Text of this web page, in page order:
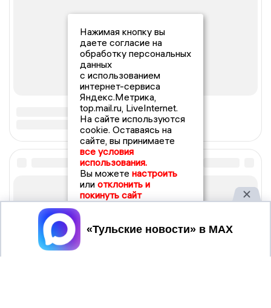
Нажимая кнопку вы
даете согласие на
обработку персональных
данных
с использованием
интернет-сервиса
Яндекс.Метрика,
top.mail.ru, LiveInternet.
На сайте используются
cookie. Оставаясь на
сайте, вы принимаете
все условия
использования.
Вы можете настроить
или отклонить и
покинуть сайт
Принять